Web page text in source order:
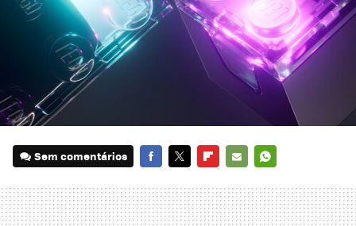
Sem comentários
MAIL